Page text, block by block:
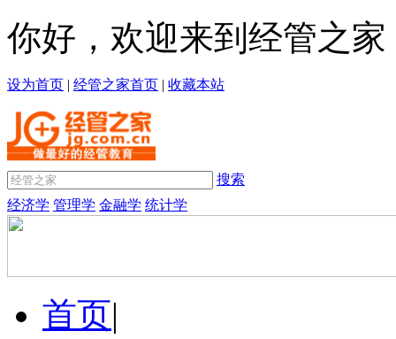
你好，欢迎来到经管之家
设为首页 | 经管之家首页 | 收藏本站
搜索
经济学 管理学 金融学 统计学
首页|